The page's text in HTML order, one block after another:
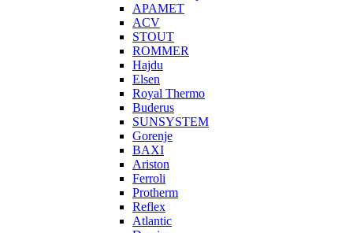
APAMET
ACV
STOUT
ROMMER
Hajdu
Elsen
Royal Thermo
Buderus
SUNSYSTEM
Gorenje
BAXI
Ariston
Ferroli
Protherm
Reflex
Atlantic